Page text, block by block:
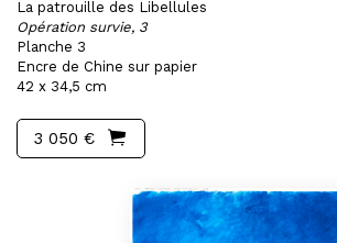
La patrouille des Libellules
Opération survie, 3
Planche 3
Encre de Chine sur papier
42 x 34,5 cm
3 050 €